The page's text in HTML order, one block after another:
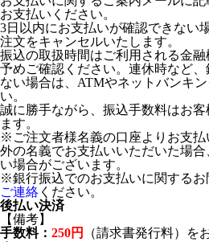
お支払いください。
3日以内にお支払いが確認できない
注文をキャンセルいたします。
振込の取扱時間はご利用される金
予めご確認ください。連休時など
ない場合は、ATMやネットバンキ
い。
誠に勝手ながら、振込手数料はお
ます。
※ご注文者様名義の口座よりお支払
外の名義でお支払いいただいた場
い場合がございます。
※銀行振込でのお支払いに関するお
ご連絡 ください。
後払い決済
【備考】
手数料： 250円
（請求書発行料）を